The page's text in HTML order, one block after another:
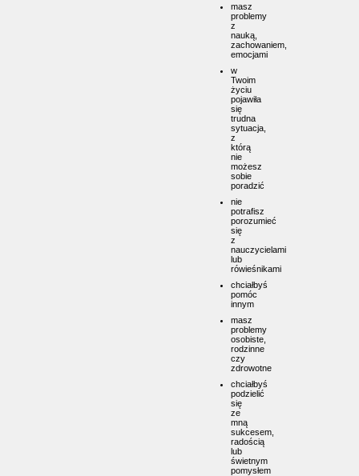
masz
problemy
z
nauką,
zachowaniem,
emocjami
w
Twoim
życiu
pojawiła
się
trudna
sytuacja,
z
którą
nie
możesz
sobie
poradzić
nie
potrafisz
porozumieć
się
z
nauczycielami
lub
rówieśnikami
chciałbyś
pomóc
innym
masz
problemy
osobiste,
rodzinne
czy
zdrowotne
chciałbyś
podzielić
się
ze
mną
sukcesem,
radością
lub
świetnym
pomysłem